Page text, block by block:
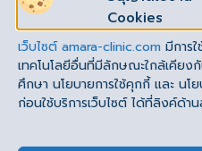
Cookies
เว็บไซต์amara-clinic.com มีการ
เทคโนโลยีอื่นที่มีลักษณะใกล้เคียง
ศึกษา นโยบายการใช้คุกกี้ และ น
ก่อนใช้บริการเว็บไซต์ ได้ที่ลิงค์ด้า
เปิดทำก
เวลา
โทร. : 062-789-1999 ต่